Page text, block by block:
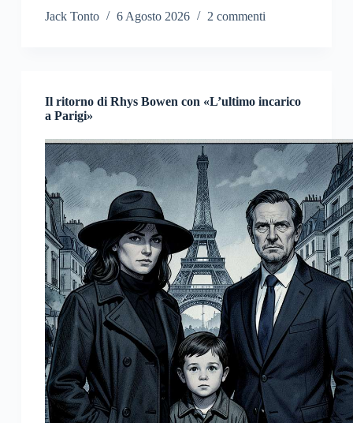
Jack Tonto 6 Agosto 2026 2 commenti
Il ritorno di Rhys Bowen con «L’ultimo incarico
a Parigi»